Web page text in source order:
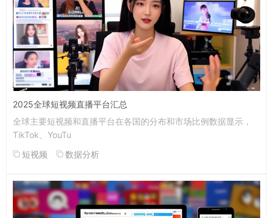
2025全球短视频直播平台汇总
全球主要短视频和直播平台在各国的分布和市场比例数据显示，
TikTok、YouTu
短视频
数据分析